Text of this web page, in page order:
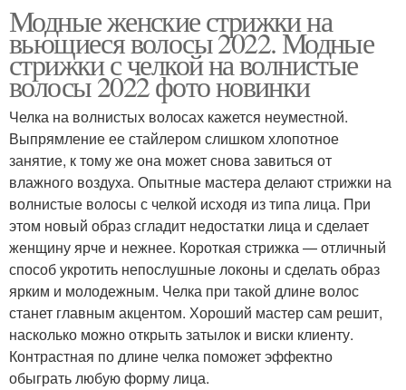
Модные женские стрижки на
вьющиеся волосы 2022. Модные
стрижки с челкой на волнистые
волосы 2022 фото новинки
Челка на волнистых волосах кажется неуместной.
Выпрямление ее стайлером слишком хлопотное
занятие, к тому же она может снова завиться от
влажного воздуха. Опытные мастера делают стрижки на
волнистые волосы с челкой исходя из типа лица. При
этом новый образ сгладит недостатки лица и сделает
женщину ярче и нежнее. Короткая стрижка — отличный
способ укротить непослушные локоны и сделать образ
ярким и молодежным. Челка при такой длине волос
станет главным акцентом. Хороший мастер сам решит,
насколько можно открыть затылок и виски клиенту.
Контрастная по длине челка поможет эффектно
обыграть любую форму лица.